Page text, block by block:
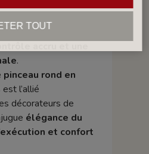
au plus près de la
.
pinceau rond en
est l’allié
décorateurs de
élégance du
et confort
TOUT